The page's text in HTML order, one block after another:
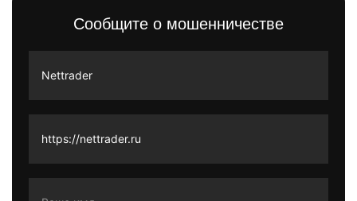
Сообщите о мошенничестве